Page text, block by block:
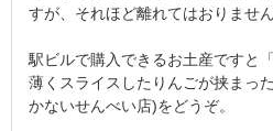
すが、それほど離れてはおりませ
駅ビルで購入できるお土産ですと
薄くスライスしたりんごが挟まっ
かないせんべい店)をどうぞ。